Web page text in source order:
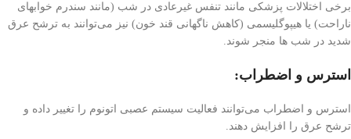
برخی اختلالات پزشکی مانند تنفس غیرعادی در شب (مانند سندرم خوابهای
ناراحت) یا هیپوگلیسمی (کاهش ناگهانی قند خون) نیز می‌توانند به ترشح عرق
شدید در شب ها منجر شوند.
استرس و اضطراب:
استرس و اضطراب می‌توانند فعالیت سیستم عصبی اتونوم را تغییر داده و
ترشح عرق را افزایش دهند.